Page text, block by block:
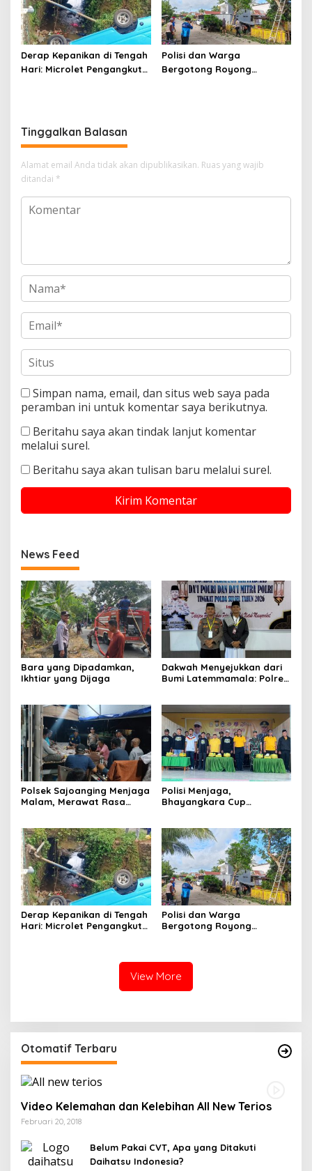
Derap Kepanikan di Tengah
Hari: Microlet Pengangkut
Polisi dan Warga
Bergotong Royong
Tinggalkan Balasan
Alamat email Anda tidak akan dipublikasikan. Ruas yang wajib
ditandai *
Simpan nama, email, dan situs web saya pada
peramban ini untuk komentar saya berikutnya.
Beritahu saya akan tindak lanjut komentar
melalui surel.
Beritahu saya akan tulisan baru melalui surel.
News Feed
Bara yang Dipadamkan,
Ikhtiar yang Dijaga
Dakwah Menyejukkan dari
Bumi Latemmamala: Polres
Polda Sulsel
Polsek Sajoanging Menjaga
Malam, Merawat Rasa
Polisi Menjaga,
Bhayangkara Cup
Derap Kepanikan di Tengah
Hari: Microlet Pengangkut
Polisi dan Warga
Bergotong Royong
View More
Otomatif Terbaru
Video Kelemahan dan Kelebihan All New Terios
Februari 20, 2018
Belum Pakai CVT, Apa yang Ditakuti
Daihatsu Indonesia?